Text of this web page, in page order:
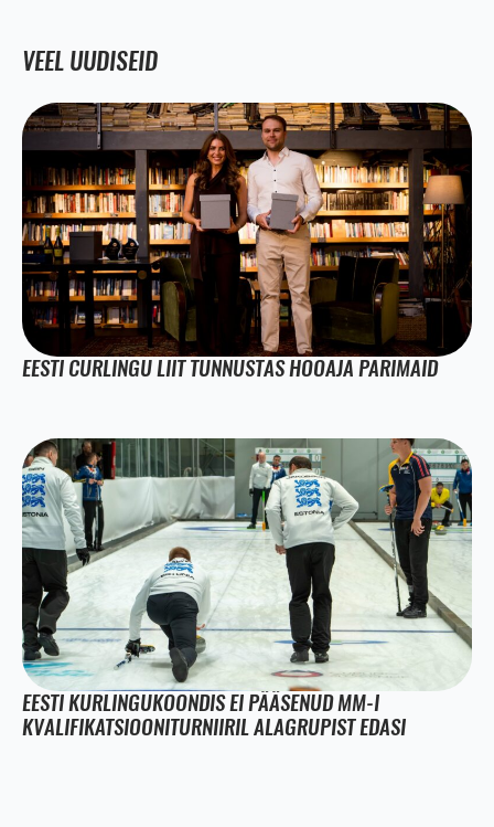
VEEL UUDISEID
EESTI CURLINGU LIIT TUNNUSTAS HOOAJA PARIMAID
EESTI KURLINGUKOONDIS EI PÄÄSENUD MM-I
KVALIFIKATSIOONITURNIIRIL ALAGRUPIST EDASI